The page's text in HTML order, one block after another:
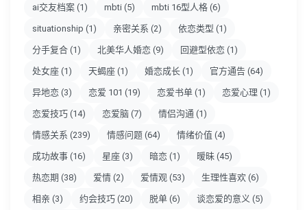
ai交友档案 (1) mbti (5) mbti 16型人格 (6)
situationship (1) 亲密关系 (2) 依恋类型 (1)
分手复合 (1) 北美华人婚恋 (9) 回避型依恋 (1)
处女座 (1) 天蝎座 (1) 婚恋成长 (1) 官方通告 (64)
异地恋 (3) 恋爱 101 (19) 恋爱书单 (1) 恋爱心理 (1)
恋爱技巧 (14) 恋爱脑 (7) 情侣沟通 (1)
情感关系 (239) 情感问题 (64) 情绪价值 (4)
成功故事 (16) 星座 (3) 暗恋 (1) 暧昧 (45)
热恋期 (38) 爱情 (2) 爱情观 (53) 生理性喜欢 (6)
相亲 (3) 约会技巧 (20) 脱单 (6) 谈恋爱的意义 (5)